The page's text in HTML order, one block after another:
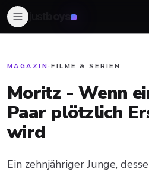
boys
MAGAZIN ·FILME & SERIEN
Moritz - Wenn
Paar plötzlich
wird
Ein zehnjähriger Junge,